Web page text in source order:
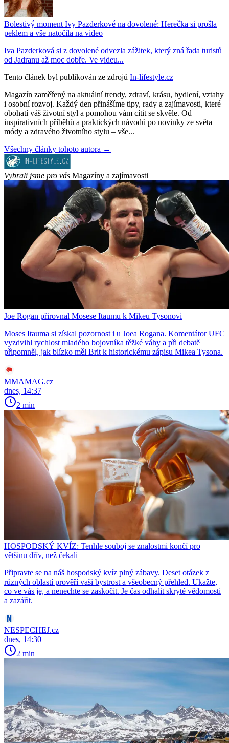
Bolestivý moment Ivy Pazderkové na dovolené: Herečka si prošla
peklem a vše natočila na video
Iva Pazderková si z dovolené odvezla zážitek, který zná řada turistů
od Jadranu až moc dobře. Ve videu...
Tento článek byl publikován ze zdrojů In-lifestyle.cz
Magazín zaměřený na aktuální trendy, zdraví, krásu, bydlení, vztahy
i osobní rozvoj. Každý den přinášíme tipy, rady a zajímavosti, které
obohatí váš životní styl a pomohou vám cítit se skvěle. Od
inspirativních příběhů a praktických návodů po novinky ze světa
módy a zdravého životního stylu – vše...
Všechny články tohoto autora →
Vybrali jsme pro vás Magazíny a zajímavosti
Joe Rogan přirovnal Mosese Itaumu k Mikeu Tysonovi
Moses Itauma si získal pozornost i u Joea Rogana. Komentátor UFC
vyzdvihl rychlost mladého bojovníka těžké váhy a při debatě
připomněl, jak blízko měl Brit k historickému zápisu Mikea Tysona.
MMAMAG.cz
dnes, 14:37
2 min
HOSPODSKÝ KVÍZ: Tenhle souboj se znalostmi končí pro
většinu dřív, než čekali
Připravte se na náš hospodský kvíz plný zábavy. Deset otázek z
různých oblastí prověří vaši bystrost a všeobecný přehled. Ukažte,
co ve vás je, a nenechte se zaskočit. Je čas odhalit skryté vědomosti
a zazářit.
NESPECHEJ.cz
dnes, 14:30
2 min